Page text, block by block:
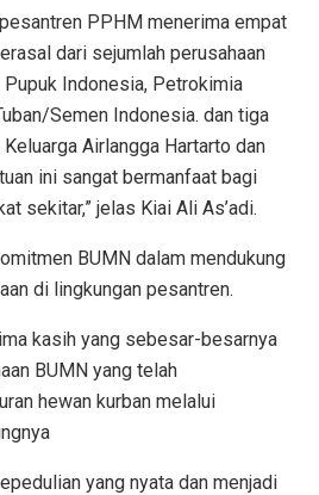
PPHM menerima empat
dari sejumlah perusahaan
Pupuk Indonesia, Petrokimia
Semen Indonesia. dan tiga
Airlangga Hartarto dan
ini sangat bermanfaat bagi
sekitar,” jelas Kiai Ali As’adi.
BUMN dalam mendukung
di lingkungan pesantren.
kasih yang sebesar-besarnya
BUMN yang telah
hewan kurban melalui
yang nyata dan menjadi